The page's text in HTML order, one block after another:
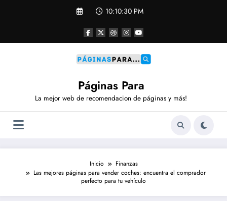
10:10:31 PM
Páginas Para
La mejor web de recomendacion de páginas y más!
Inicio
Finanzas
Las mejores páginas para vender coches: encuentra el comprador
perfecto para tu vehículo